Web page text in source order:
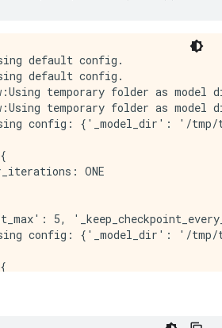
Time : 0.50224s
Time : 0.50224s
evaluation at 2022-01-29-
evaluation at 2022-01-29-
dict for global step 20:
dict for global step 20:
'checkpoint_path' summary
'checkpoint_path' summary
0.625,
0.65362054,
default config.
default config.
temporary folder as
temporary folder as
config: {'_model_dir': '/tmp/
ONE
5,
config: {'_model_dir': '/tmp/